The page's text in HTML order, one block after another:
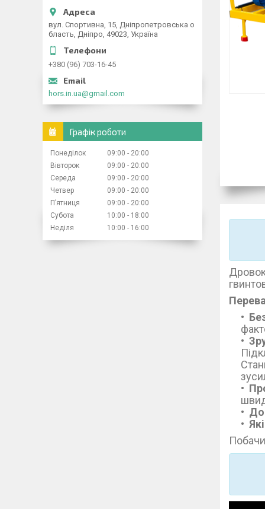
вул. Спортивна, 15, Дніпропетровська о
бласть, Дніпро, 49023, Україна
+380 (96) 703-16-45
hors.in.ua@gmail.com
Графік роботи
Понеділок 09:00
20:00
Вівторок
09:00
20:00
Середа
09:00
20:00
Четвер
09:00
20:00
Пʼятниця
09:00
20:00
Субота
10:00
18:00
Неділя
10:00 16:00